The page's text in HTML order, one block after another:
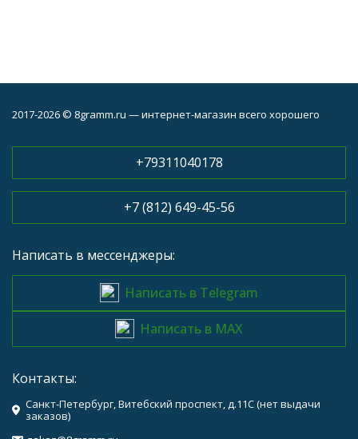
2017-2026 © 8gramm.ru — интернет-магазин всего хорошего
+79311040178
+7 (812) 649-45-56
Написать в мессенджеры:
Написать в Telegram
Написать в MAX
Контакты:
Санкт-Петербург, Витебский проспект, д.11С (нет выдачи
заказов)